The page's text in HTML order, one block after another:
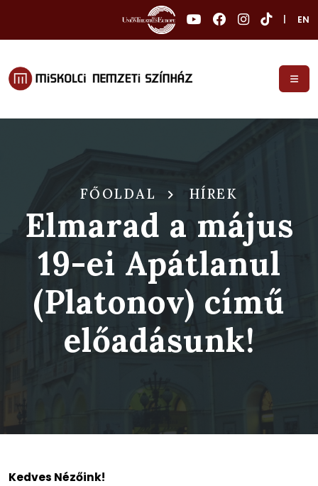
EN
FŐOLDAL HÍREK
Elmarad a május
19-ei Apátlanul
(Platonov) című
előadásunk!
Kedves Nézőink!